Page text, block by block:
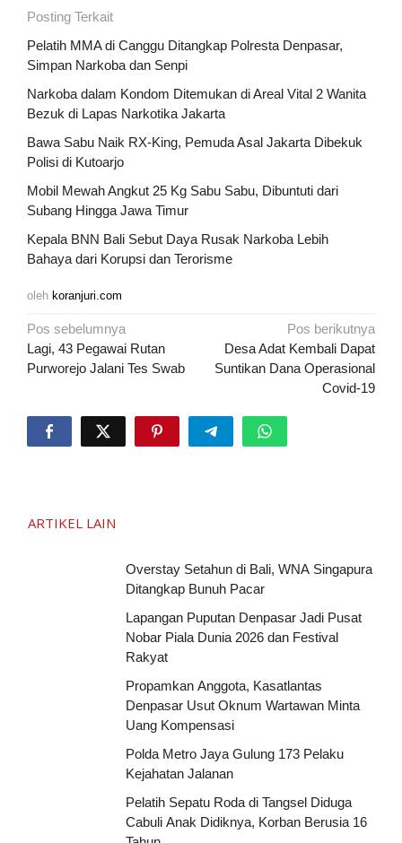
Posting Terkait
Pelatih MMA di Canggu Ditangkap Polresta Denpasar,
Simpan Narkoba dan Senpi
Narkoba dalam Kondom Ditemukan di Areal Vital 2 Wanita
Bezuk di Lapas Narkotika Jakarta
Bawa Sabu Naik RX-King, Pemuda Asal Jakarta Dibekuk
Polisi di Kutoarjo
Mobil Mewah Angkut 25 Kg Sabu Sabu, Dibuntuti dari
Subang Hingga Jawa Timur
Kepala BNN Bali Sebut Daya Rusak Narkoba Lebih
Bahaya dari Korupsi dan Terorisme
oleh koranjuri.com
Navigasi
pos
Pos sebelumnya
Lagi, 43 Pegawai Rutan
Purworejo Jalani Tes Swab
Pos berikutnya
Desa Adat Kembali Dapat
Suntikan Dana Operasional
Covid-19
ARTIKEL LAIN
Overstay Setahun di Bali, WNA Singapura
Ditangkap Bunuh Pacar
Lapangan Puputan Denpasar Jadi Pusat
Nobar Piala Dunia 2026 dan Festival
Rakyat
Propamkan Anggota, Kasatlantas
Denpasar Usut Oknum Wartawan Minta
Uang Kompensasi
Polda Metro Jaya Gulung 173 Pelaku
Kejahatan Jalanan
Pelatih Sepatu Roda di Tangsel Diduga
Cabuli Anak Didiknya, Korban Berusia 16